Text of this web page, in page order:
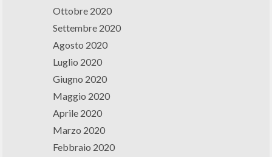
Ottobre 2020
Settembre 2020
Agosto 2020
Luglio 2020
Giugno 2020
Maggio 2020
Aprile 2020
Marzo 2020
Febbraio 2020